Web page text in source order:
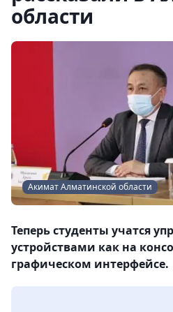
области
Акимат Алматинской области
Теперь студенты учатся
устройствами как на
графическом интерфейсе.